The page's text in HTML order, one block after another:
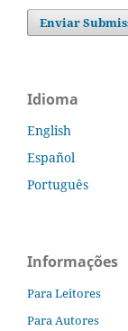
Enviar
Idioma
English
Español
Português
Informações
Para Leitores
Para Autores